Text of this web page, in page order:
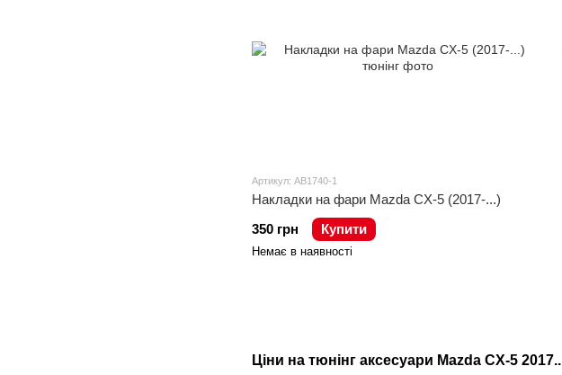
Ціни на тюнінг аксесуари Mazda CX-5 2017..
Артикул: AB1740-1
Накладки на фари Mazda CX-5 (2017-...)
350 грн
Купити
Немає в наявності